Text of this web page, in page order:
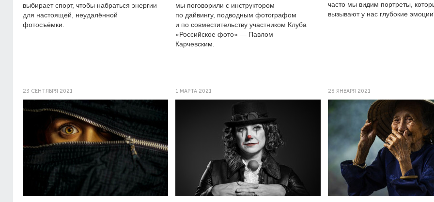
выбирает спорт, чтобы набраться энергии
для настоящей, неудалённой
фотосъёмки.
мы поговорили с инструктором
по дайвингу, подводным фотографом
и по совместительству участником Клуба
«Российское фото» — Павлом
Карчевским.
часто мы видим портреты,
вызывают у нас глубокие
23 СЕНТЯБРЯ 2021 1 МАРТА 2021 28 ЯНВАРЯ 2021